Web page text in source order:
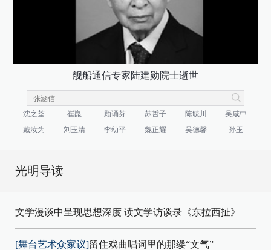
舰船通信专家陆建勋院士逝世
沈之荃 崔崑 顾诵芬 苏哲子 陈毓川
吴咸中
戴汝为
刘玉清 李幼平 魏正耀 吴德馨 孙玉
光明导读
文学漫谈中呈现思想深度 读文学访谈录《东拉西扯》
[舞台艺术众家议]留住戏曲唱词里的那缕“文气”